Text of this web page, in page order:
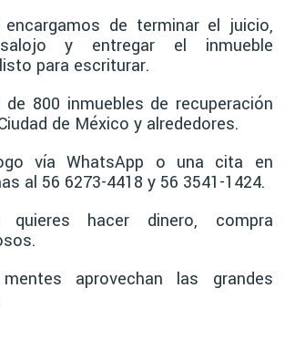
de terminar el juicio,
y entregar el inmueble
para escriturar.
800 inmuebles de recuperación
de México y alrededores.
vía WhatsApp o una cita en
al 56 6273-4418 y 56 3541-1424.
quieres hacer dinero, compra
aprovechan las grandes